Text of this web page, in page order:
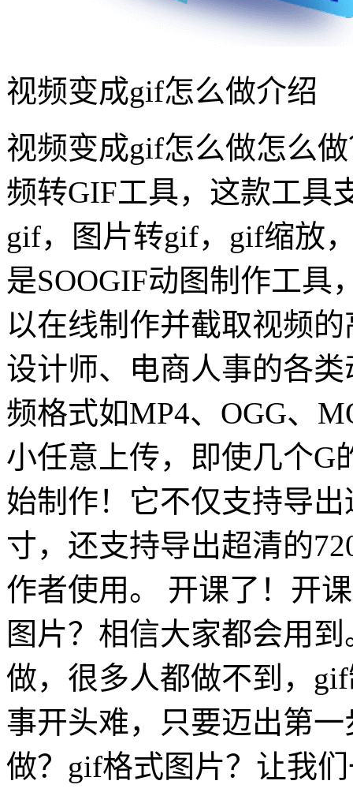
视频变成gif怎么做介绍
视频变成gif怎么做怎么
频转GIF工具，这款工具
gif，图片转gif，gif缩放
是SOOGIF动图制作工具
以在线制作并截取视频
设计师、电商人事的各
频格式如MP4、OGG、
小任意上传，即使几个G
始制作！它不仅支持导
寸，还支持导出超清的
作者使用。 开课了！开
图片？相信大家都会用
做，很多人都做不到，
事开头难，只要迈出第
做？gif格式图片？让我